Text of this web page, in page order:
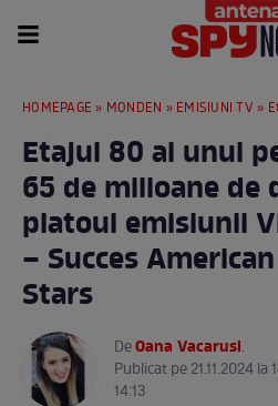
HOMEPAGE » MONDEN » EMISIUNI TV » Etajul 80
Etajul 80 al unui
65 de milioane de
platoul emisiunii
– Succes
Stars
DeOana Vacarusi.
Publicat pe 21.11.2024 la
14:13